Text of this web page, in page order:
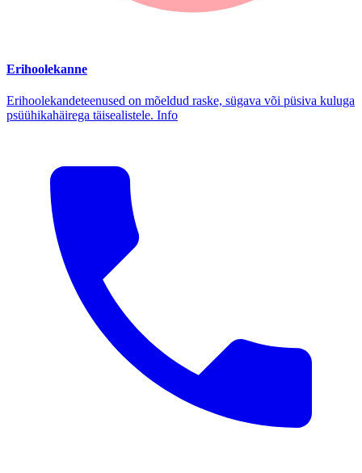
Erihoolekanne
Erihoolekandeteenused on mõeldud raske, sügava või püsiva kuluga
psüühikahäirega täisealistele. Info